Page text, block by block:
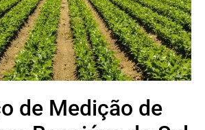
de Medição de